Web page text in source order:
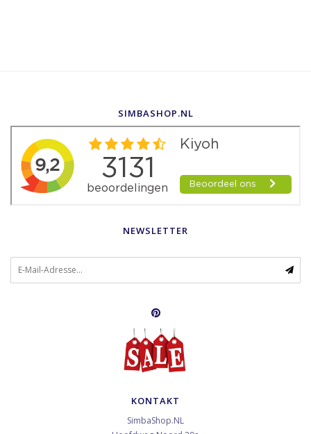
SIMBASHOP.NL
NEWSLETTER
KONTAKT
SimbaShop.NL